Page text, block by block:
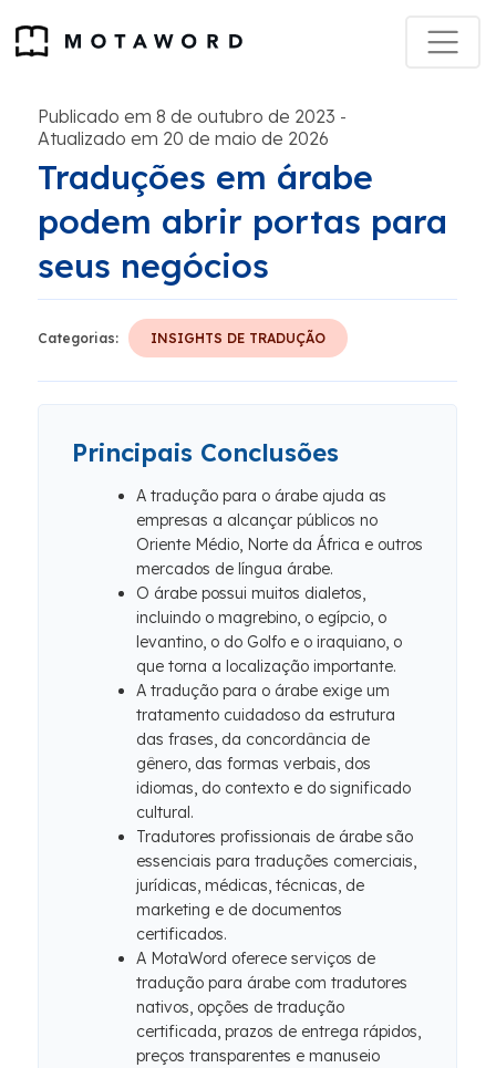
Publicado em 8 de outubro de 2023 -
Atualizado em 20 de maio de 2026
Traduções em árabe
podem abrir portas para
seus negócios
Categorias: INSIGHTS DE TRADUÇÃO
Principais Conclusões
A tradução para o árabe ajuda as
empresas a alcançar públicos no
Oriente Médio, Norte da África e outros
mercados de língua árabe.
O árabe possui muitos dialetos,
incluindo o magrebino, o egípcio, o
levantino, o do Golfo e o iraquiano, o
que torna a localização importante.
A tradução para o árabe exige um
tratamento cuidadoso da estrutura
das frases, da concordância de
gênero, das formas verbais, dos
idiomas, do contexto e do significado
cultural.
Tradutores profissionais de árabe são
essenciais para traduções comerciais,
jurídicas, médicas, técnicas, de
marketing e de documentos
certificados.
A MotaWord oferece serviços de
tradução para árabe com tradutores
nativos, opções de tradução
certificada, prazos de entrega rápidos,
preços transparentes e manuseio